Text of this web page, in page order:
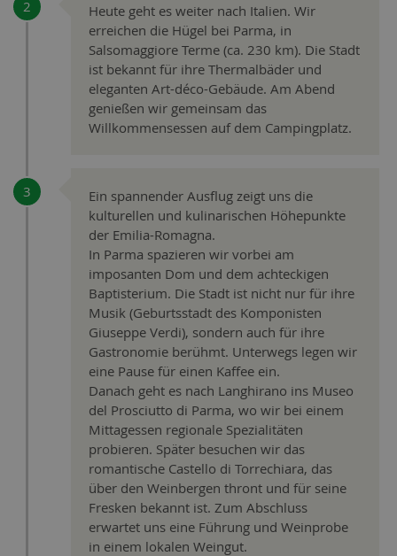
Heute geht es weiter nach Italien. Wir
erreichen die Hügel bei Parma, in
Salsomaggiore Terme (ca. 230 km). Die Stadt
ist bekannt für ihre Thermalbäder und
eleganten Art-déco-Gebäude. Am Abend
genießen wir gemeinsam das
Willkommensessen auf dem Campingplatz.
Ein spannender Ausflug zeigt uns die
kulturellen und kulinarischen Höhepunkte
der Emilia-Romagna.
In Parma spazieren wir vorbei am
imposanten Dom und dem achteckigen
Baptisterium. Die Stadt ist nicht nur für ihre
Musik (Geburtsstadt des Komponisten
Giuseppe Verdi), sondern auch für ihre
Gastronomie berühmt. Unterwegs legen wir
eine Pause für einen Kaffee ein.
Danach geht es nach Langhirano ins Museo
del Prosciutto di Parma, wo wir bei einem
Mittagessen regionale Spezialitäten
probieren. Später besuchen wir das
romantische Castello di Torrechiara, das
über den Weinbergen thront und für seine
Fresken bekannt ist. Zum Abschluss
erwartet uns eine Führung und Weinprobe
in einem lokalen Weingut.